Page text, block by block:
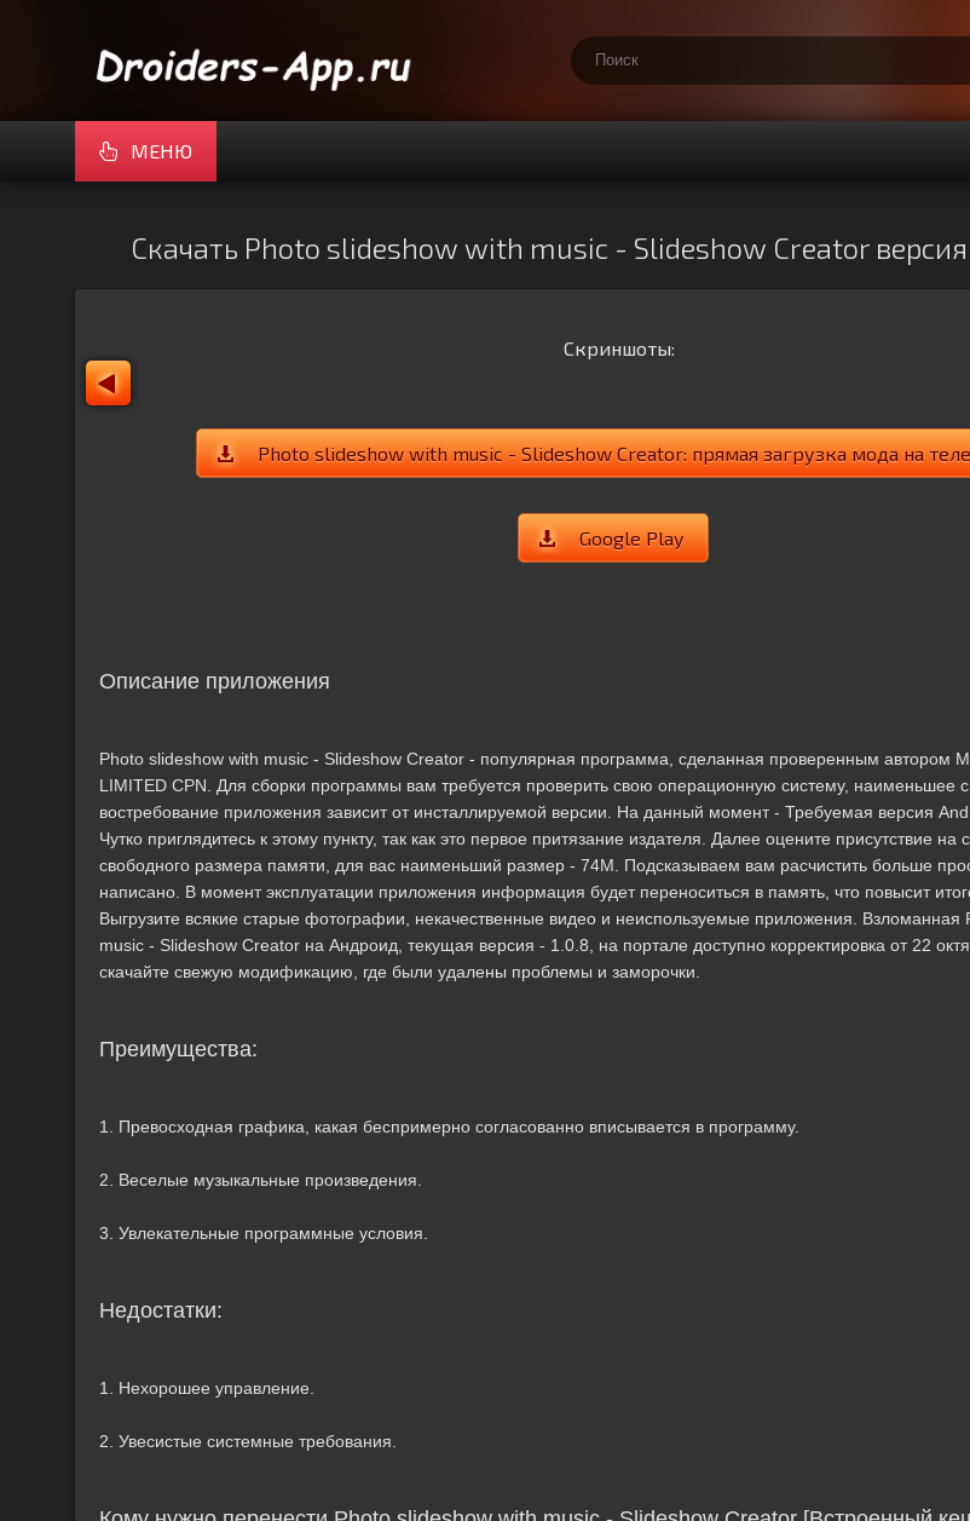
МЕНЮ
Скачать Photo slideshow with music - Slideshow Creator
Скриншоты:
Photo slideshow with music - Slideshow Creator: прямая загрузка мода на
Google Play
Описание приложения
Photo slideshow with music - Slideshow Creator - популярная программа, сделанная проверенным автором
LIMITED CPN. Для сборки программы вам требуется проверить свою операционную систему, наименьшее
востребование приложения зависит от инсталлируемой версии. На данный момент - Требуемая версия
Чутко приглядитесь к этому пункту, так как это первое притязание издателя. Далее оцените присутствие на
свободного размера памяти, для вас наименьший размер - 74M. Подсказываем вам расчистить больше
написано. В момент эксплуатации приложения информация будет переноситься в память, что повысит
Выгрузите всякие старые фотографии, некачественные видео и неиспользуемые приложения. Взломанная
music - Slideshow Creator на Андроид, текущая версия - 1.0.8, на портале доступно корректировка от 22
скачайте свежую модификацию, где были удалены проблемы и заморочки.
Преимущества:
1. Превосходная графика, какая беспримерно согласованно вписывается в программу.
2. Веселые музыкальные произведения.
3. Увлекательные программные условия.
Недостатки:
1. Нехорошее управление.
2. Увесистые системные требования.